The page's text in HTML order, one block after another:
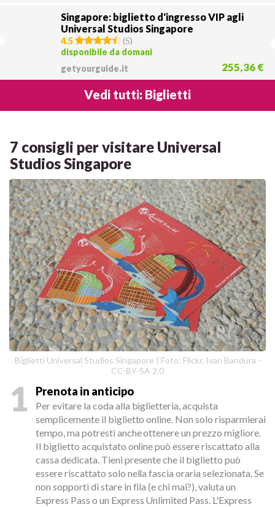
Singapore: biglietto d'ingresso VIP agli
Universal Studios Singapore
4.5 (5)
disponibile da domani
getyourguide.it
255,36 €
Vedi tutti: Biglietti
7 consigli per visitare Universal
Studios Singapore
Biglietti Universal Studios Singapore | Foto: Flickr, Ivan Bandura -
CC-BY-SA 2.0
1 Prenota in anticipo
Per evitare la coda alla biglietteria, acquista
semplicemente il biglietto online. Non solo risparmierai
tempo, ma potresti anche ottenere un prezzo migliore.
Il biglietto acquistato online può essere riscattato alla
cassa dedicata. Tieni presente che il biglietto può
essere riscattato solo nella fascia oraria selezionata. Se
non sopporti di stare in fila (e chi mai?), valuta un
Express Pass o un Express Unlimited Pass. L'Express